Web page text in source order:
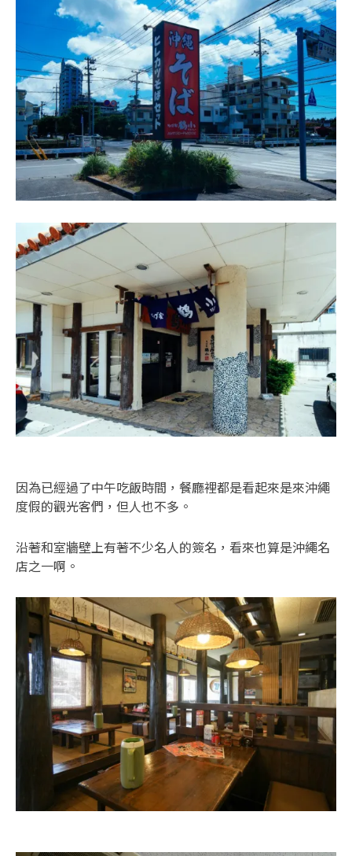
因為已經過了中午吃飯時間，餐廳裡都是看起來是來沖繩
度假的觀光客們，但人也不多。
沿著和室牆壁上有著不少名人的簽名，看來也算是沖繩名
店之一啊。